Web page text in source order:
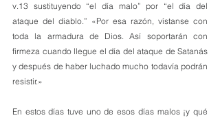
v.13 sustituyendo “el día malo” por “el día del
ataque del diablo.” «Por esa razón, vístanse con
toda la armadura de Dios. Así soportarán con
firmeza cuando llegue el día del ataque de Satanás
y después de haber luchado mucho todavía podrán
resistir.»
En estos días tuve uno de esos días malos ¡y qué